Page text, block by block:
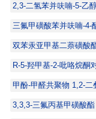
2,3-二氢苯并呋喃-5-乙
三氟甲磺酸苯并呋喃-4-
双苯汞亚甲基二萘磺酸
R-5-羟甲基-2-吡咯烷酮
甲酚-甲醛共聚物 1,2-二
3,3,3-三氟丙基甲磺酸酯